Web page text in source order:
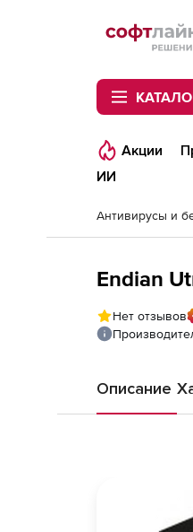
Softline
Акции
ИИ
Антивирусы и
Endian
Нет отзывов
Описание